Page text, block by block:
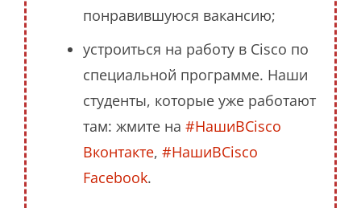
понравившуюся вакансию;
устроиться на работу в Cisco по
специальной программе. Наши
студенты, которые уже работают
там: жмите на #НашиВCisco
Вконтакте, #НашиВCisco
Facebook.